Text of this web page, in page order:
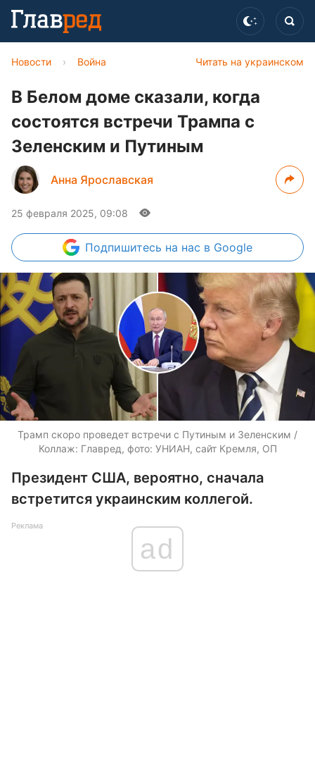
Читать на украинском
Новости › Война
В Белом доме сказали, когда
состоятся встречи Трампа с
Зеленским и Путиным
Анна Ярославская
25 февраля 2025, 09:08
Подпишитесь на нас в Google
Трамп скоро проведет встречи с Путиным и Зеленским /
Коллаж: Главред, фото: УНИАН, сайт Кремля, ОП
Президент США, вероятно, сначала
встретится украинским коллегой.
Реклама
ad